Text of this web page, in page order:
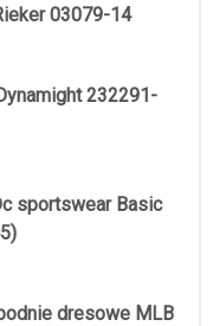
03079-14
232291-
sportswear Basic
dresowe MLB